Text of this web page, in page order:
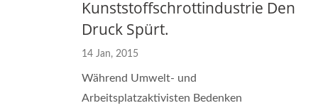
Kunststoffschrottindustrie Den
Druck Spürt.
14 Jan, 2015
Während Umwelt- und
Arbeitsplatzaktivisten Bedenken